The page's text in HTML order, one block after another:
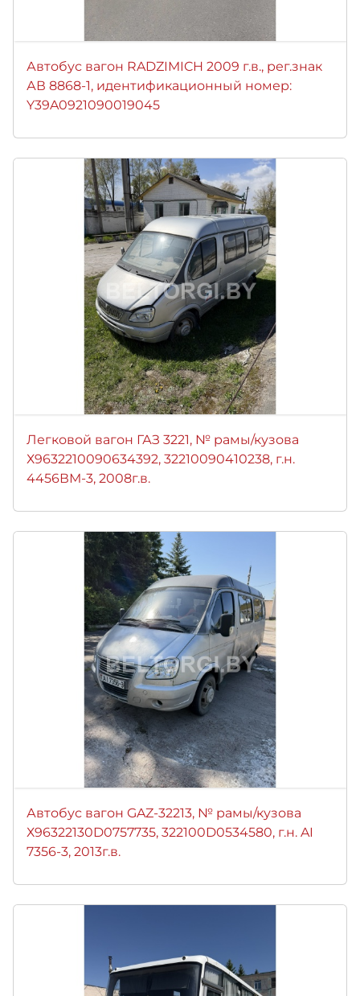
Автобус вагон RADZIMICH 2009 г.в., рег.знак
АВ 8868-1, идентификационный номер:
Y39A0921090019045
Легковой вагон ГАЗ 3221, № рамы/кузова
Х9632210090634392, 32210090410238, г.н.
4456ВМ-3, 2008г.в.
Автобус вагон GAZ-32213, № рамы/кузова
Х96322130D0757735, 322100D0534580, г.н. AI
7356-3, 2013г.в.